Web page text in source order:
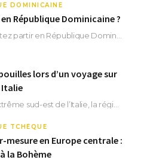
DOMINICAINE
République Dominicaine ?
lors d’un voyage sur
Italie
TCHÈQUE
mesure en Europe centrale :
la Bohème